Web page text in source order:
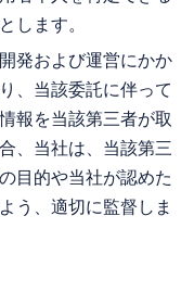
します。
発および運営にかか
、当該委託に伴って
報を当該第三者が取
、当社は、当該第三
目的や当社が認めた
う、適切に監督しま